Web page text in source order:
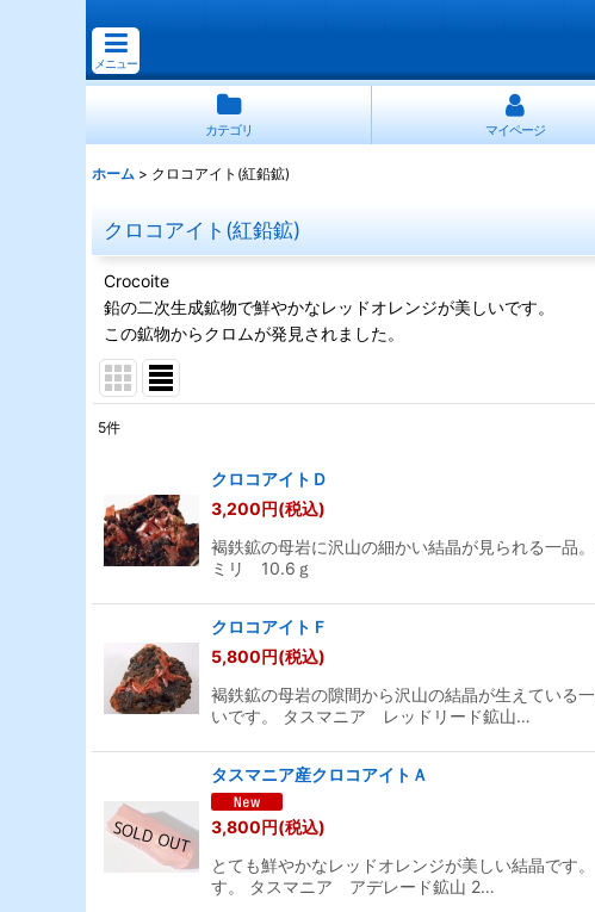
メニュー
カテゴリ マイページ
ホーム > クロコアイト(紅鉛鉱)
クロコアイト(紅鉛鉱)
Crocoite
鉛の二次生成鉱物で鮮やかなレッドオレンジが美しいです。
この鉱物からクロムが発見されました。
並び順:
5件
クロコアイトＤ
3,200円(税込)
褐鉄鉱の母岩に沢山の細かい結晶が見られる一品
ミリ 10.6ｇ
クロコアイトＦ
5,800円(税込)
褐鉄鉱の母岩の隙間から沢山の結晶が生えている
いです。 タスマニア レッドリード鉱山…
タスマニア産クロコアイトＡ
3,800円(税込)
とても鮮やかなレッドオレンジが美しい結晶です
す。 タスマニア アデレード鉱山 2…